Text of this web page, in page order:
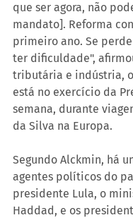
que ser agora, não
mandato]. Reforma
primeiro ano. Se
ter dificuldade",
tributária e indústria,
está no exercício da
semana, durante
da Silva na Europa.
Segundo Alckmin, há
agentes políticos do
presidente Lula, o
Haddad, e os